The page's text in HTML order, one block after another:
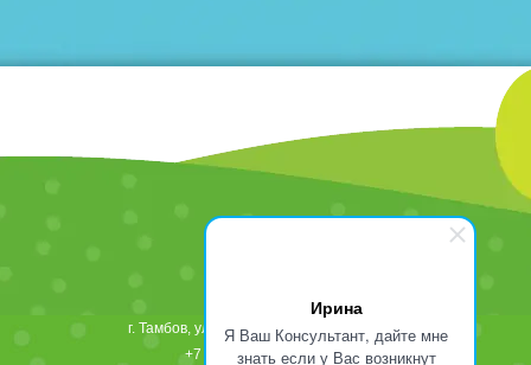
Ирина
Я Ваш Консультант, дайте мне
знать если у Вас возникнут
г. Тамбов, ул. Рылеева, д. 82
тел.:
+7 (475) 242-68-65(24 ч)